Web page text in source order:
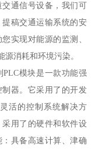
通信号设备，我们可
稿交通运输系统的安
实现对能源的监测、
消耗和环境污染。
模块是一款功能强
器。它采用了的开发
活的控制系统解决方
用了的硬件和软件设
具备高速计算、津确